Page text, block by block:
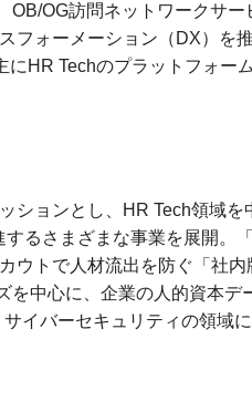
OG訪問ネットワークサー
フォーメーション（DX）を
HR Techのプラットフォー
ションとし、HR Tech領域
るさまざまな事業を展開。
ウトで人材流出を防ぐ「社内
を中心に、企業の人的資本デ
イバーセキュリティの領域